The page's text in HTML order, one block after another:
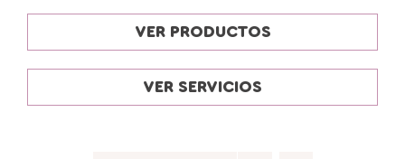
VER PRODUCTOS
VER SERVICIOS